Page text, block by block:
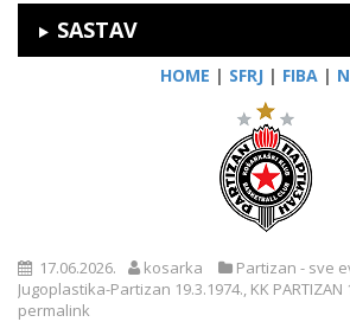
SASTAV
HOME | SFRJ | FIBA |
17.06.2026. kosarka
Partizan - sve
Jugoplastika-Partizan 19.3.1974. KK PARTIZAN
permalink